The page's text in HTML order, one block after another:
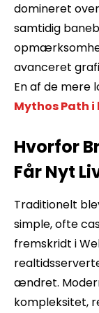
domineret
samtidig
avanceret
En af de mere
Mythos Path i
Hvorfor
Får Nyt
Traditionelt
simple, ofte
fremskridt i
ændret.
kompleksitet,